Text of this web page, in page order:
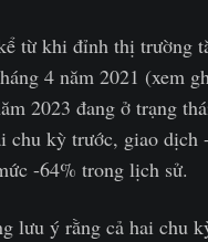
từ khi đỉnh thị trường
4 năm 2021 (xem
2023 đang ở trạng
chu kỳ trước, giao dịch
-64% trong lịch sử.
lưu ý rằng cả hai chu